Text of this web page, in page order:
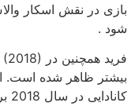
شود .
بیشتر ظاهر شده است.